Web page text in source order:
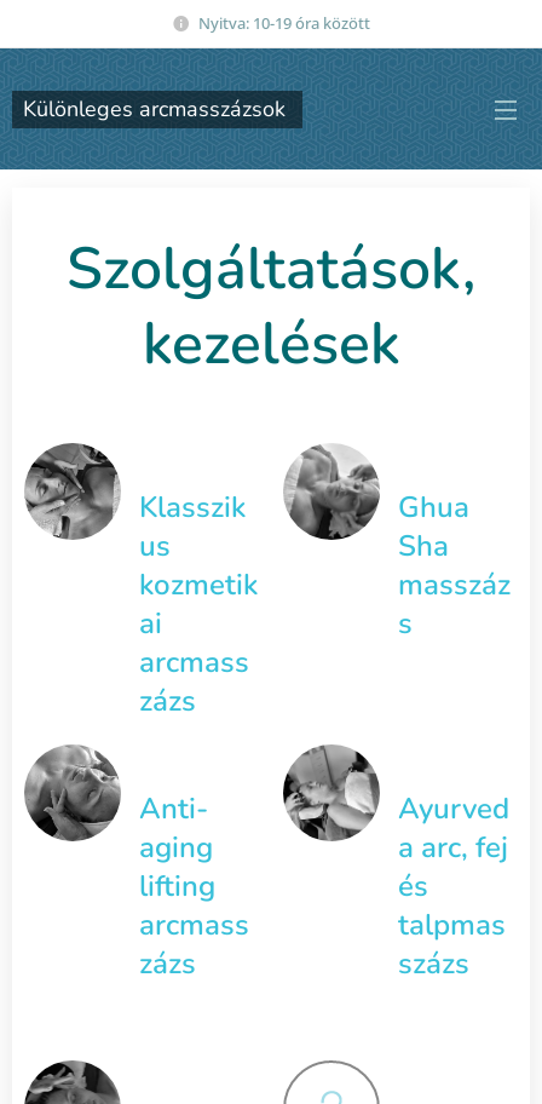
Nyitva: 10-19 óra között
Különleges arcmasszázsok
Szolgáltatások,
kezelések
Klasszik
us
kozmetik
ai
arcmass
zázs
Ghua
Sha
masszáz
s
Anti-
aging
lifting
arcmass
zázs
Ayurved
a arc, fej
és
talpmas
százs